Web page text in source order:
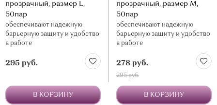
прозрачный, размер L,
50пар
обеспечивают надежную
барьерную защиту и удобство
в работе
295 руб.
В КОРЗИНУ
прозрачный, размер M,
50пар
обеспечивают надежную
барьерную защиту и удобство
в работе
278 руб.
295 руб.
В КОРЗИНУ